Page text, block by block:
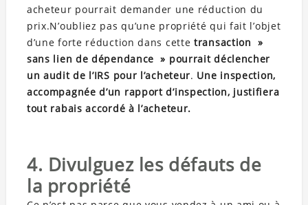
acheteur pourrait demander une réduction du
prix.N’oubliez pas qu’une propriété qui fait l’objet
d’une forte réduction dans cettetransaction »
sans lien de dépendance » pourrait déclencher
un audit de l’IRS pour l’acheteur. Une inspection,
accompagnée d’un rapport d’inspection, justifiera
tout rabais accordé à l’acheteur.
4. Divulguez les défauts de
la propriété